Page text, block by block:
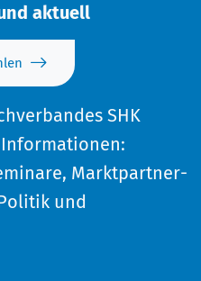
aktuell
SHK
Marktpartner-
und